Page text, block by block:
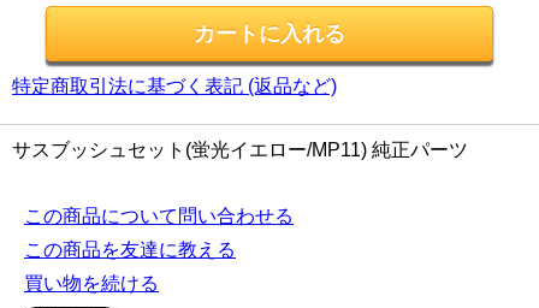
特定商取引法に基づく表記 (返品など)
サスブッシュセット(蛍光イエロー/MP11) 純正パーツ
この商品について問い合わせる
この商品を友達に教える
買い物を続ける